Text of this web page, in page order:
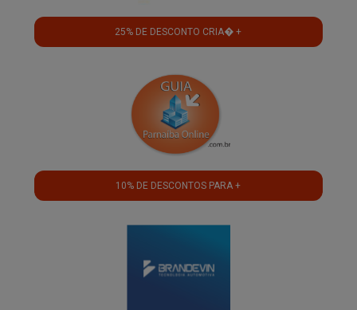
25% DE DESCONTO CRIA� +
10% DE DESCONTOS PARA +